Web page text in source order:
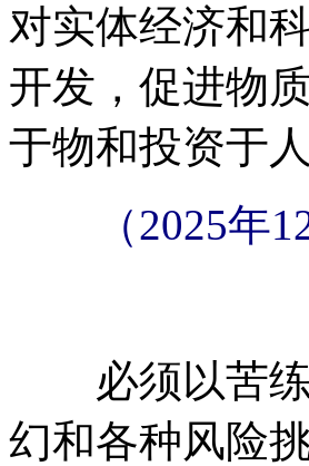
对实体经济和
开发，促进物
于物和投资于
（2025年
必须以苦练
幻和各种风险